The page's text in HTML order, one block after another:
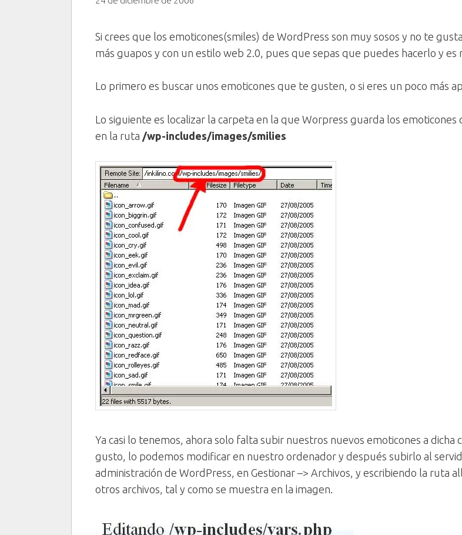
Si crees que los emoticones(smiles) de WordPress son muy sosos y no te
más guapos y con un estilo web 2.0, pues que sepas que puedes hacerlo y es
Lo primero es buscar unos emoticones que te gusten, o si eres un poco más
Lo siguiente es localizar la carpeta en la que Worpress guarda los
en la ruta /wp-includes/images/smilies
Ya casi lo tenemos, ahora solo falta subir nuestros nuevos emoticones a dicha
gusto, lo podemos modificar en nuestro ordenador y después subirlo al
administración de WordPress, en Gestionar –> Archivos, y escribiendo la ruta
otros archivos, tal y como se muestra en la imagen.